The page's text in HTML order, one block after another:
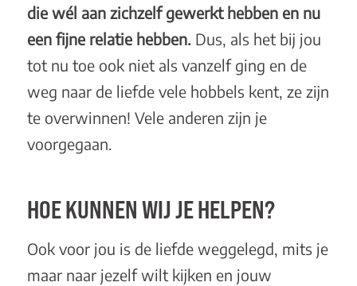
die wél aan zichzelf gewerkt hebben en nu
een fijne relatie hebben. Dus, als het bij jou
tot nu toe ook niet als vanzelf ging en de
weg naar de liefde vele hobbels kent, ze zijn
te overwinnen! Vele anderen zijn je
voorgegaan.
HOE KUNNEN WIJ JE HELPEN?
Ook voor jou is de liefde weggelegd, mits je
maar naar jezelf wilt kijken en jouw